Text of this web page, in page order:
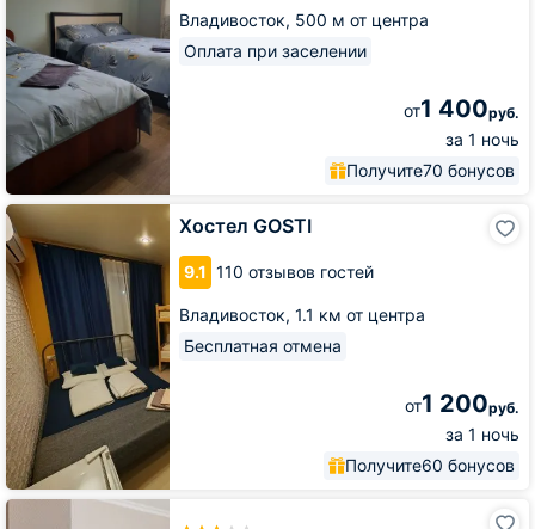
Владивосток, 500 м от центра
Оплата при заселении
от1 400руб.
за 1 ночь
Получите70 бонусов
Хостел GOSTI
9.1 110 отзывов гостей
Владивосток, 1.1 км от центра
Бесплатная отмена
от1 200руб.
за 1 ночь
Получите60 бонусов
Хостел
GOSTI
Отель